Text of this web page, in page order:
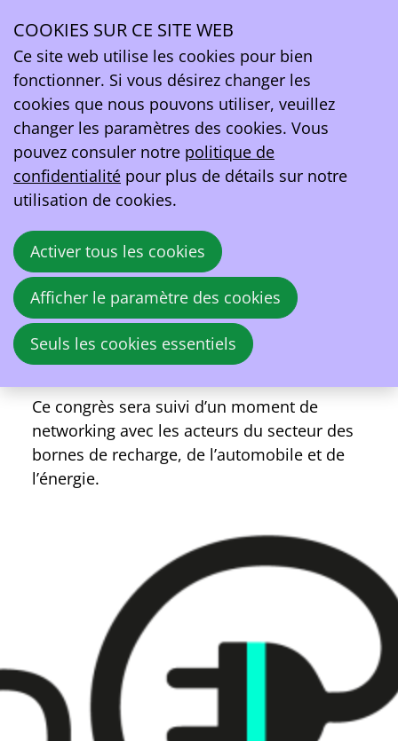
mar.
28
nov.
2023
09:00 - 20:00 Autoworld
On thE Move 2023
Comment électrifier votre flotte
rapidement et efficacement?
EV Belgium et FLEET.be
congrès pour le secteur automobile : “on
thE-MOVE”, durant lequel plusieurs sujets et
développements au sein de l’écosystème
belge de l’e-mobilité sont abordés.
Ce congrès sera suivi d’un moment de
networking avec les acteurs du secteur des
bornes de recharge, de l’automobile et de
l’énergie.
COOKIES SUR CE SITE WEB
Ce site web utilise les cookies pour bien
fonctionner. Si vous désirez changer les
cookies que nous pouvons utiliser, veuillez
changer les paramètres des cookies. Vous
pouvez consuler notre politique de
confidentialité pour plus de détails sur notre
utilisation de cookies.
Activer tous les cookies
Afficher le paramètre des cookies
Seuls les cookies essentiels